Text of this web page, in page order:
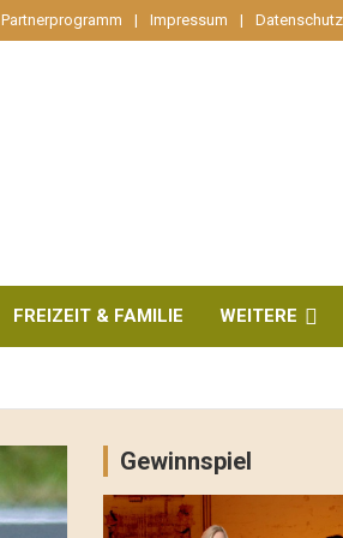
Partnerprogramm Impressum Datenschutz
FREIZEIT & FAMILIE WEITERE
Gewinnspiel